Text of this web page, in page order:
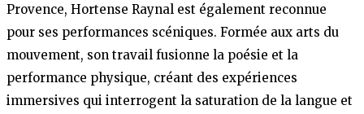
Provence, Hortense Raynal est également reconnue
pour ses performances scéniques. Formée aux arts du
mouvement, son travail fusionne la poésie et la
performance physique, créant des expériences
immersives qui interrogent la saturation de la langue et